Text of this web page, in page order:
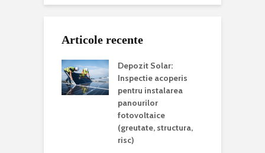
Articole recente
Depozit Solar:
Inspectie acoperis
pentru instalarea
panourilor
fotovoltaice
(greutate, structura,
risc)